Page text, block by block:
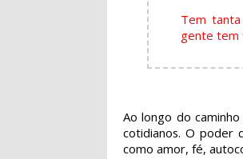
Tem
gente tem
Ao longo do
cotidianos. O poder
como amor, fé,